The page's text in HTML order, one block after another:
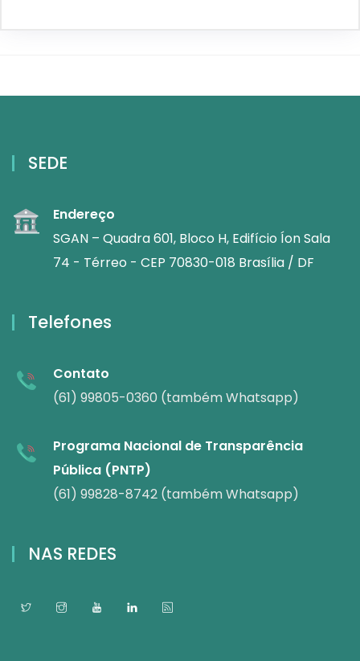
SEDE
Endereço
SGAN – Quadra 601, Bloco H, Edifício Íon Sala
74 - Térreo - CEP 70830-018 Brasília / DF
Telefones
Contato
(61) 99805-0360 (também Whatsapp)
Programa Nacional de Transparência
Pública (PNTP)
(61) 99828-8742 (também Whatsapp)
NAS REDES